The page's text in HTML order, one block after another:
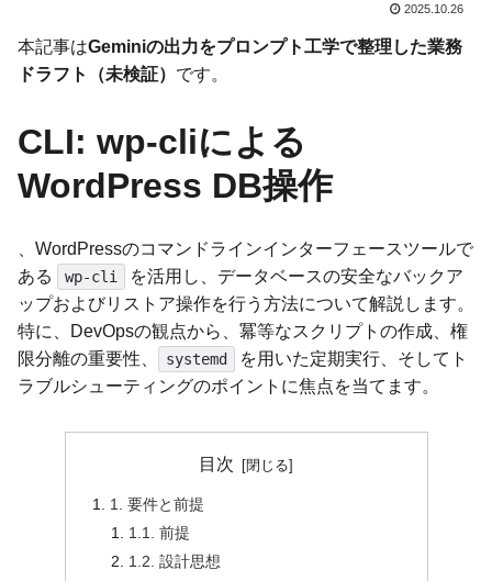
2025.10.26
本記事はGeminiの出力をプロンプト工学で整理した業務
ドラフト（未検証） です。
CLI: wp-cliによる
WordPress DB操作
、WordPressのコマンドラインインターフェースツールで
ある
wp-cli
を活用し、データベースの安全なバックア
ップおよびリストア操作を行う方法について解説します。
特に、DevOpsの観点から、冪等なスクリプトの作成、権
限分離の重要性、
systemd
を用いた定期実行、そしてト
ラブルシューティングのポイントに焦点を当てます。
目次
1. 要件と前提
1.1. 前提
1.2. 設計思想